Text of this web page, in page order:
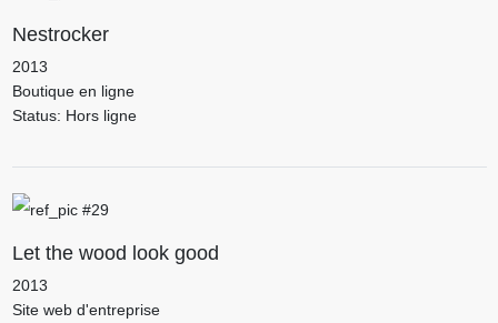
Nestrocker
2013
Boutique en ligne
Status: Hors ligne
Let the wood look good
2013
Site web d'entreprise